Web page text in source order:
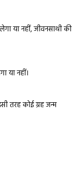
या नहीं, जीवनसाथी की
या नहीं।
तरह कोई ग्रह जन्म